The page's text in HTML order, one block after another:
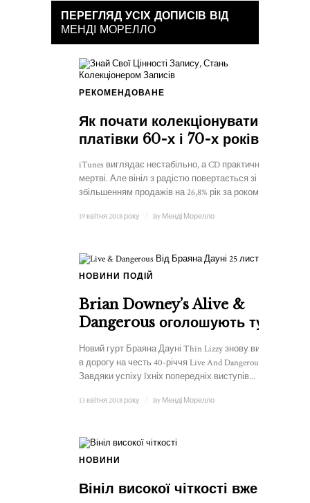
ПЕРЕГЛЯД УСІХ ДОПИСІВ ВІД
МЕНДІ МОРЕЛЛО
РЕКОМЕНДОВАНЕ
Як почати колекціонувати
платівки 60-х і 70-х років
iTunes виглядає нестабільно, а CD практично
мертві. Але вініл з радістю повертається зі
збільшенням продажів на 26,8% рік за роком. І з...
19 квітня 2018 року By Менді Морелло
НОВИНИ ПОДІЙ
Brian Downey’s Alive &
Dangerous оголошують тур
Новий гурт Браяна Дауні Thin Lizzy знову вирушає
в дорогу на честь 40-річчя Live And Dangerous.
Завдяки успіху їхніх попередніх виступів...
13 квітня 2018 року By Менді Морелло
НОВИНИ
Вініл високої чіткості вже тут